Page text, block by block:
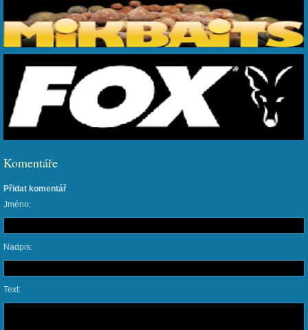
Komentáře
Přidat komentář
Jméno:
Nadpis:
Text: